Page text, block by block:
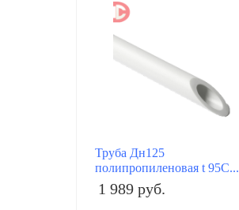
Труба Дн125
полипропиленовая t 95C...
1 989 руб.